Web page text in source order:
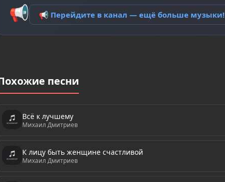
📢 📢 Перейдите в канал — ещё больше музыки!
песни
Всё к лучшему
Михаил Дмитриев
К лицу быть женщине счастливой
Михаил Дмитриев